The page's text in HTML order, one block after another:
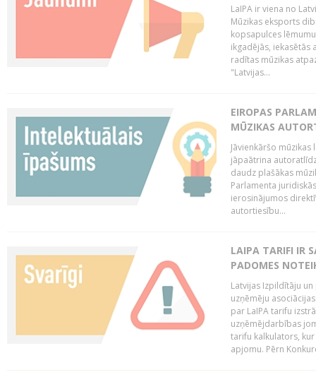
LaIPA ir viena no
Mūzikas eksports
kopsapulces
ikgadējās, iekasētās
radītas mūzikas
"Latvijas...
EIROPAS
MŪZIKAS
Jāvienkāršo
jāpaātrina
daudz plašākas
Parlamenta
ierosinājumos
autortiesību...
LAIPA TARIFI IR
PADOMES
Latvijas Izpildītāju
uzņēmēju
par LaIPA tarifu
uzņēmējdarbības
tarifu kalkulators,
apjomu. Pērn